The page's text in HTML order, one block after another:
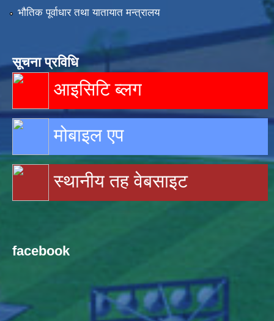
भौतिक पूर्वाधार तथा यातायात मन्त्रालय
सूचना प्रविधि
आइसिटि ब्लग
मोबाइल एप
स्थानीय तह वेबसाइट
facebook